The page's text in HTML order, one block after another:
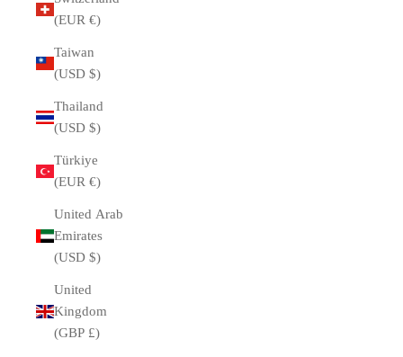
(EUR €)
Taiwan
(USD $)
Thailand
(USD $)
Türkiye
(EUR €)
United Arab
Emirates
(USD $)
United
Kingdom
(GBP £)